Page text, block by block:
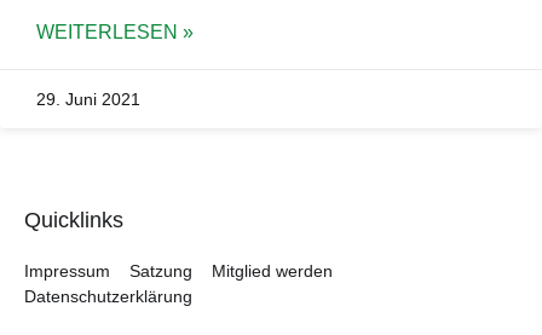
WEITERLESEN »
29. Juni 2021
Quicklinks
Impressum Satzung
Mitglied werden
Datenschutzerklärung